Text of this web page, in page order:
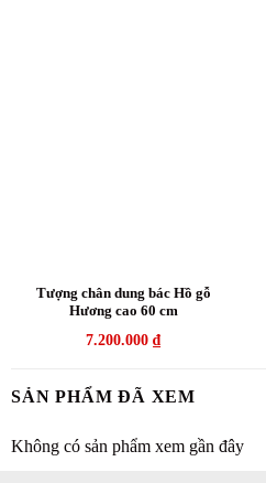
Tượng chân dung bác Hồ gỗ
Hương cao 60 cm
7.200.000 ₫
SẢN PHẨM ĐÃ XEM
Không có sản phẩm xem gần đây